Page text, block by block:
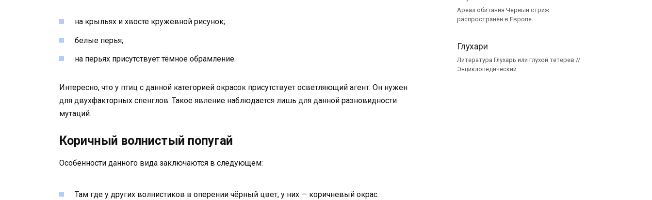
на крыльях и хвосте кружевной рисунок;
белые перья;
на перьях присутствует тёмное обрамление.
Интересно, что у птиц с данной категорией окрасок присутствует осветляющий агент. Он нужен
для двухфакторных спенглов. Такое явление наблюдается лишь для данной разновидности
мутаций.
Коричный волнистый попугай
Особенности данного вида заключаются в следующем:
Там где у других волнистиков в оперении чёрный цвет, у них — коричневый окрас.
Ареал обитания Черный стриж
распространен в Европе.
Глухари
Литература Глухарь или глухой тетерев //
Энциклопедический